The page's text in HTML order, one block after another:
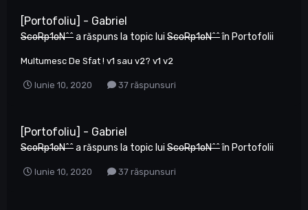
[Portofoliu] - Gabriel
ScoRp1oN^^a răspuns la topic lui ScoRp1oN^^în Portofolii
Multumesc De Sfat ! v1 sau v2? v1 v2
Iunie 10, 2020 37 răspunsuri
[Portofoliu] - Gabriel
ScoRp1oN^^a răspuns la topic lui ScoRp1oN^^în Portofolii
Iunie 10, 2020 37 răspunsuri